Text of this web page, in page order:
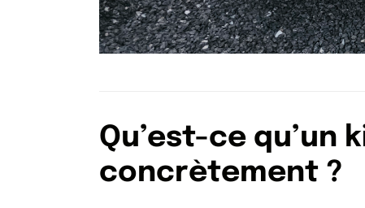
Qu’est-ce qu’un
concrètement ?